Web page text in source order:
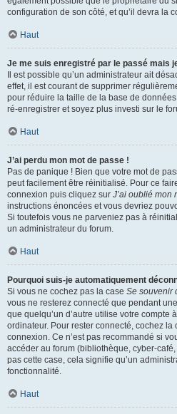
configuration de son côté, et qu’il devra la
Haut
Je me suis enregistré par le passé mais
Il est possible qu’un administrateur ait
effet, il est courant de supprimer
pour réduire la taille de la base de
ré-enregistrer et soyez plus investi sur le
Haut
J’ai perdu mon mot de passe !
Pas de panique ! Bien que votre mot de
peut facilement être réinitialisé. Pour ce
connexion puis cliquez sur J’ai oublié mon
instructions énoncées et vous devriez
Si toutefois vous ne parveniez pas à
un administrateur du forum.
Haut
Pourquoi suis-je automatiquement
Si vous ne cochez pas la case Se souvenir
vous ne resterez connecté que pendant
que quelqu’un d’autre utilise votre compte
ordinateur. Pour rester connecté, cochez la
connexion. Ce n’est pas recommandé si
accéder au forum (bibliothèque, cyber-
pas cette case, cela signifie qu’un
fonctionnalité.
Haut